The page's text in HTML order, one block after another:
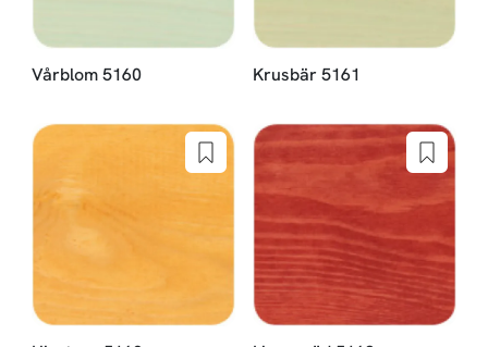
Vårblom 5160 Krusbär 5161